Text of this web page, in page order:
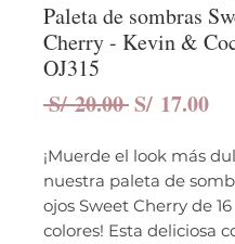
Paleta de sombras
Cherry - Kevin &
OJ315
S/ 20.00 Precio
S/ 17.00
¡Muerde el look más
nuestra paleta de
ojos Sweet Cherry de 16
colores! Esta deliciosa